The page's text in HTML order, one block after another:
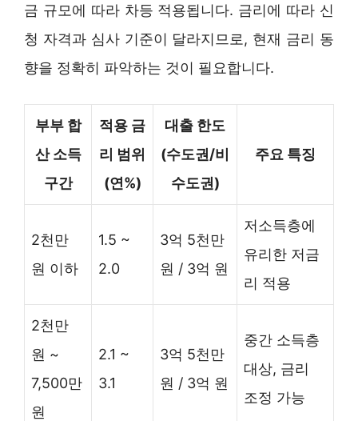
금 규모에 따라 차등 적용됩니다. 금리에 따라 신
청 자격과 심사 기준이 달라지므로, 현재 금리 동
향을 정확히 파악하는 것이 필요합니다.
부부 합
산 소득
구간
적용 금
리 범위
(연%)
대출 한도
(수도권/비
수도권)
주요 특징
2천만
원 이하
1.5 ~
2.0
3억 5천만
원 / 3억 원
저소득층에
유리한 저금
리 적용
2천만
원 ~
7,500만
원
2.1 ~
3.1
3억 5천만
원 / 3억 원
중간 소득층
대상, 금리
조정 가능